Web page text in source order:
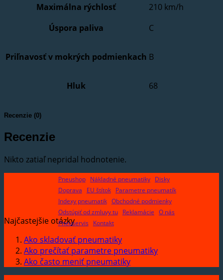
Maximálna rýchlosť
210 km/h
Úspora paliva
C
Priľnavosť v mokrých podmienkach B
Hluk 68
Recenzie (0)
Recenzie
Nikto zatiaľ nepridal hodnotenie.
Pneushop Nákladné pneumatiky
Disky
Doprava
EU štítok
Parametre pneumatík
Indexy pneumatik Obchodné podmienky
Odstúpiť od zmluvy tu
Reklamácie O nás
Pneuservis
Kontakt
Najčastejšie otázky
Ako skladovať pneumatiky
Ako prečítať parametre pneumatiky
Ako často meniť pneumatiky